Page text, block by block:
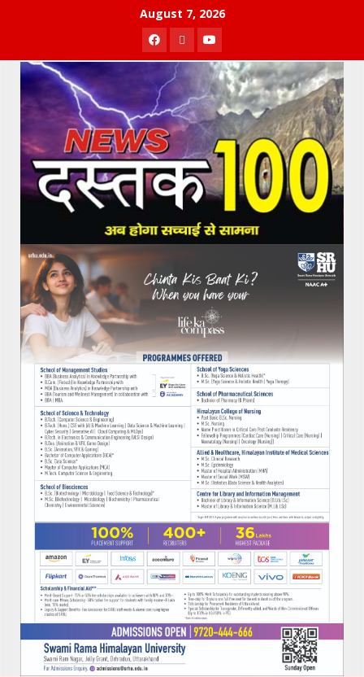
August 7, 2026
Facebook
TwitterYoutube